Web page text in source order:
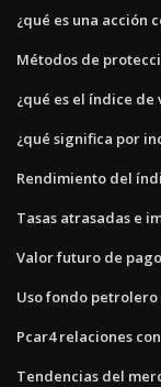
¿qué es una acción
Métodos de
¿qué es el índice de
¿qué significa por
Rendimiento del
Tasas atrasadas e
Valor futuro de
Uso fondo
Pcar4 relaciones
Tendencias del